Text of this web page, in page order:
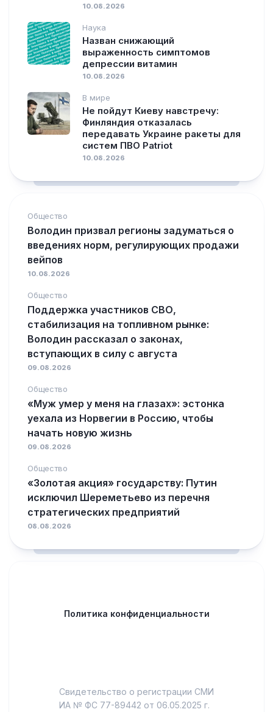
10.08.2026
Наука
Назван снижающий
выраженность симптомов
депрессии витамин
10.08.2026
В мире
Не пойдут Киеву навстречу:
Финляндия отказалась
передавать Украине ракеты для
систем ПВО Patriot
10.08.2026
Общество
Володин призвал регионы задуматься о
введениях норм, регулирующих продажи
вейпов
10.08.2026
Общество
Поддержка участников СВО,
стабилизация на топливном рынке:
Володин рассказал о законах,
вступающих в силу с августа
09.08.2026
Общество
«Муж умер у меня на глазах»: эстонка
уехала из Норвегии в Россию, чтобы
начать новую жизнь
09.08.2026
Общество
«Золотая акция» государству: Путин
исключил Шереметьево из перечня
стратегических предприятий
08.08.2026
Политика конфиденциальности
Свидетельство о регистрации СМИ
ИА № ФС 77-89442 от 06.05.2025 г.